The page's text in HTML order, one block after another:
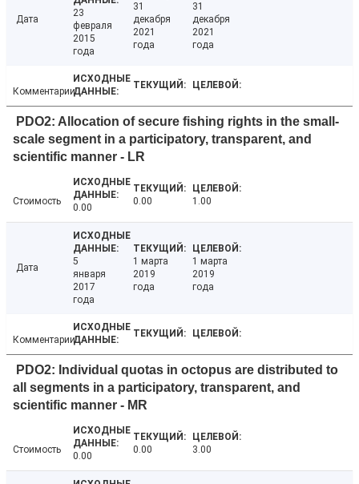
Дата
23
февраля
2015
года
31
декабря
2021
года
31
декабря
2021
года
Комментарии
PDO2: Allocation of secure fishing rights in the small-
scale segment in a participatory, transparent, and
scientific manner - LR
Стоимость
0.00
0.00 1.00
Дата
5
января
2017
года
1 марта
2019
года
1 марта
2019
года
Комментарии
PDO2: Individual quotas in octopus are distributed to
all segments in a participatory, transparent, and
scientific manner - MR
Стоимость
0.00
0.00 3.00